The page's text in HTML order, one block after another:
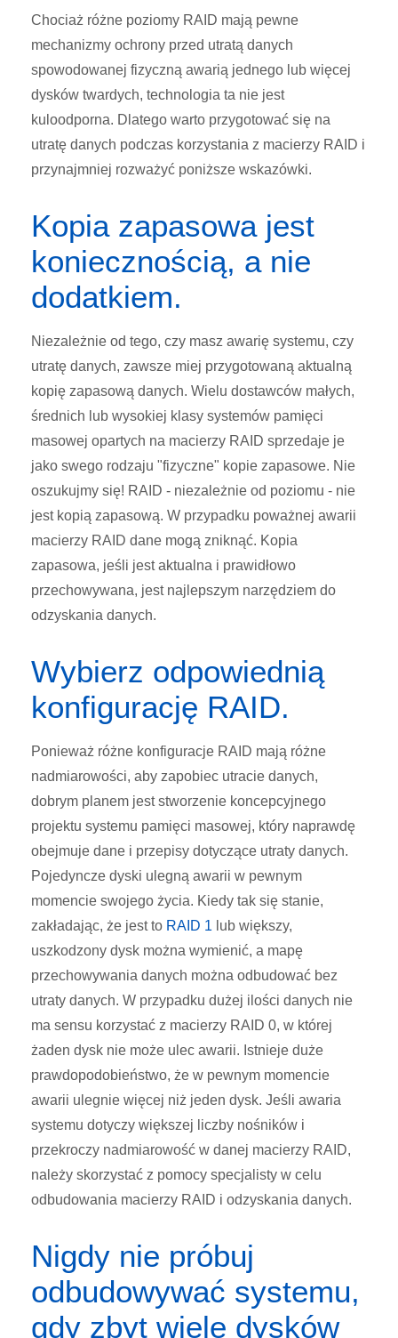
Chociaż różne poziomy RAID mają pewne
mechanizmy ochrony przed utratą danych
spowodowanej fizyczną awarią jednego lub więcej
dysków twardych, technologia ta nie jest
kuloodporna. Dlatego warto przygotować się na
utratę danych podczas korzystania z macierzy RAID i
przynajmniej rozważyć poniższe wskazówki.
Kopia zapasowa jest
koniecznością, a nie
dodatkiem.
Niezależnie od tego, czy masz awarię systemu, czy
utratę danych, zawsze miej przygotowaną aktualną
kopię zapasową danych. Wielu dostawców małych,
średnich lub wysokiej klasy systemów pamięci
masowej opartych na macierzy RAID sprzedaje je
jako swego rodzaju "fizyczne" kopie zapasowe. Nie
oszukujmy się! RAID - niezależnie od poziomu - nie
jest kopią zapasową. W przypadku poważnej awarii
macierzy RAID dane mogą zniknąć. Kopia
zapasowa, jeśli jest aktualna i prawidłowo
przechowywana, jest najlepszym narzędziem do
odzyskania danych.
Wybierz odpowiednią
konfigurację RAID.
Ponieważ różne konfiguracje RAID mają różne
nadmiarowości, aby zapobiec utracie danych,
dobrym planem jest stworzenie koncepcyjnego
projektu systemu pamięci masowej, który naprawdę
obejmuje dane i przepisy dotyczące utraty danych.
Pojedyncze dyski ulegną awarii w pewnym
momencie swojego życia. Kiedy tak się stanie,
zakładając, że jest to RAID 1 lub większy,
uszkodzony dysk można wymienić, a mapę
przechowywania danych można odbudować bez
utraty danych. W przypadku dużej ilości danych nie
ma sensu korzystać z macierzy RAID 0, w której
żaden dysk nie może ulec awarii. Istnieje duże
prawdopodobieństwo, że w pewnym momencie
awarii ulegnie więcej niż jeden dysk. Jeśli awaria
systemu dotyczy większej liczby nośników i
przekroczy nadmiarowość w danej macierzy RAID,
należy skorzystać z pomocy specjalisty w celu
odbudowania macierzy RAID i odzyskania danych.
Nigdy nie próbuj
odbudowywać systemu,
gdy zbyt wiele dysków